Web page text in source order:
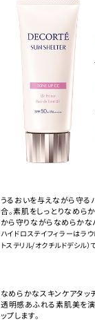
うるおいを与えながら守る
合。素肌をしっとりなめら
から守りながらなめらかな
ハイドロステイフィラーはラ
トステリル/オクチルドデシル）
なめらかなスキンケアタッ
透明感あふれる素肌美を
ップします。